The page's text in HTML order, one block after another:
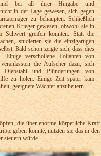
bei all ihrer Hingabe und
in der Lage gewesen, sich gegen
zu behaupten. Schließlich
Krieger gewesen, obwohl sie in
Schwert greifen konnten. Statt die
studierten sie die einzigartigen
Bald schon zeigte sich, dass dies
Einige verschollene Folianten von
die Aufseher dazu, sich
und Plünderungen von
zu holen. Einige Zeit später kam
geeignete Wächter anzuheuern.
die über enorme körperliche Kraft
geben konnte, nutzten sie das in den
steuern würde.